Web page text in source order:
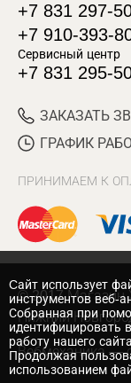
+7 831 297-
+7 910-393-
Сервисный центр
+7 831 295-
ЗАКАЗАТЬ
ГРАФИК
ПРИНИМАЕМ К
© 2017 Магазин
Нижний
Вебмеханика —
Cайт использует
инструментов веб-
Собранная при
идентифицировать
работу нашего сайта.
Продолжая
использованием